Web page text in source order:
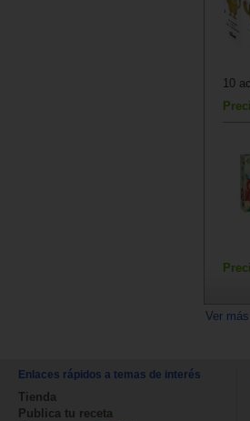
10
Ver
Enlaces rápidos a temas de interés
Tienda
Publica tu receta